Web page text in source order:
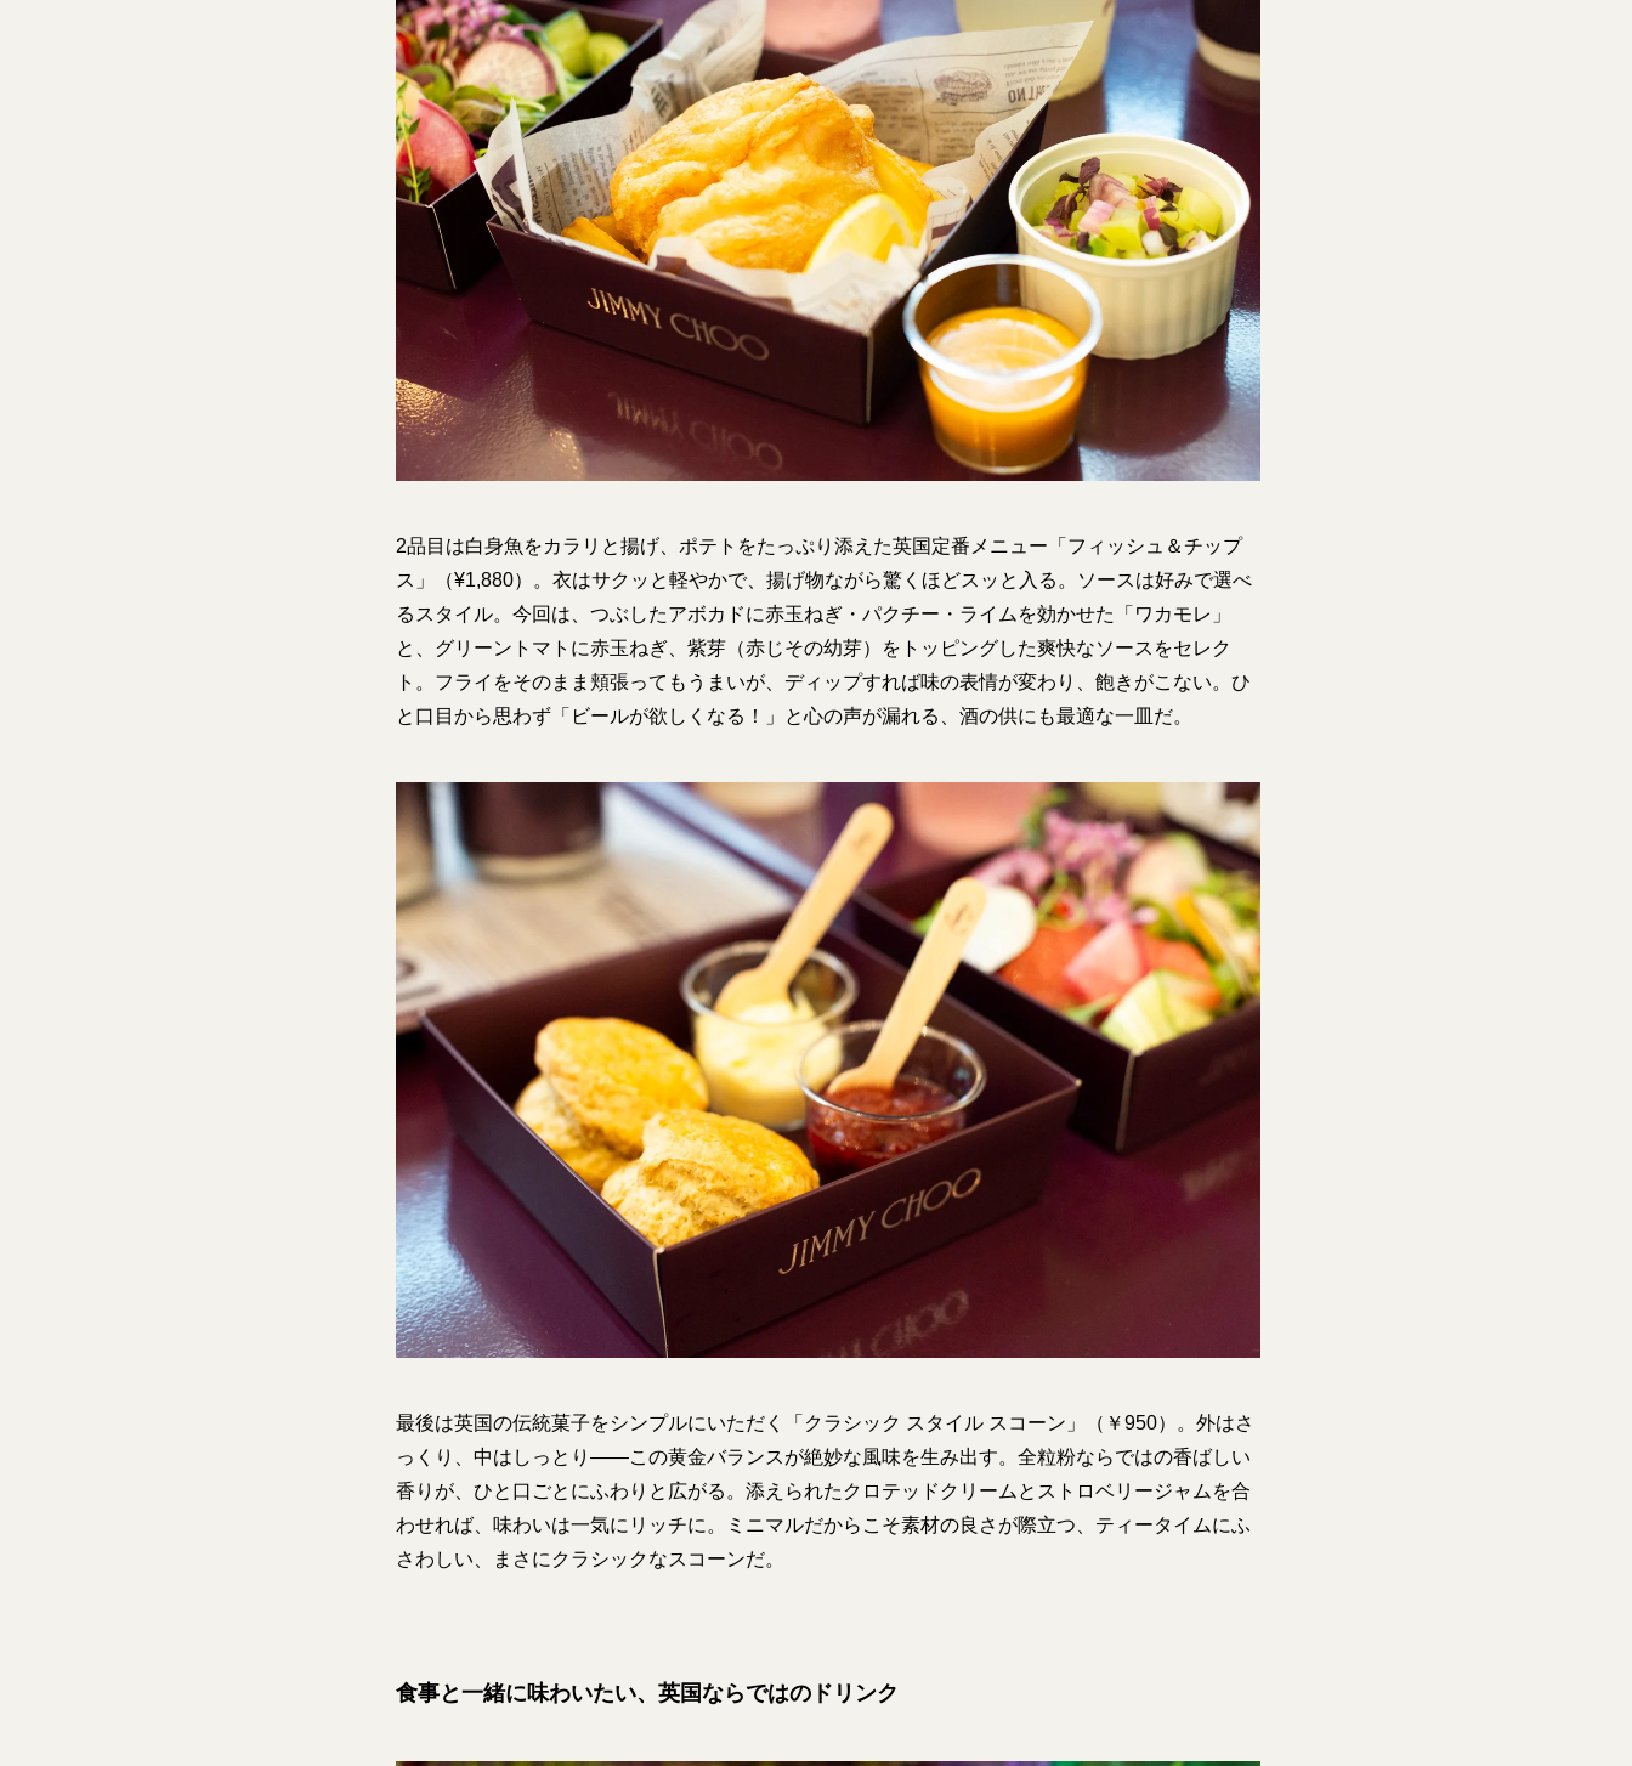
2品目は白身魚をカラリと揚げ、ポテトをたっぷり添えた英国定番メニュー「フィッシュ＆チップ
ス」（¥1,880）。衣はサクッと軽やかで、揚げ物ながら驚くほどスッと入る。ソースは好みで選べ
るスタイル。今回は、つぶしたアボカドに赤玉ねぎ・パクチー・ライムを効かせた「ワカモレ」
と、グリーントマトに赤玉ねぎ、紫芽（赤じその幼芽）をトッピングした爽快なソースをセレク
ト。フライをそのまま頬張ってもうまいが、ディップすれば味の表情が変わり、飽きがこない。ひ
と口目から思わず「ビールが欲しくなる！」と心の声が漏れる、酒の供にも最適な一皿だ。
最後は英国の伝統菓子をシンプルにいただく「クラシック スタイル スコーン」（￥950）。外はさ
っくり、中はしっとり――この黄金バランスが絶妙な風味を生み出す。全粒粉ならではの香ばしい
香りが、ひと口ごとにふわりと広がる。添えられたクロテッドクリームとストロベリージャムを合
わせれば、味わいは一気にリッチに。ミニマルだからこそ素材の良さが際立つ、ティータイムにふ
さわしい、まさにクラシックなスコーンだ。
食事と一緒に味わいたい、英国ならではのドリンク